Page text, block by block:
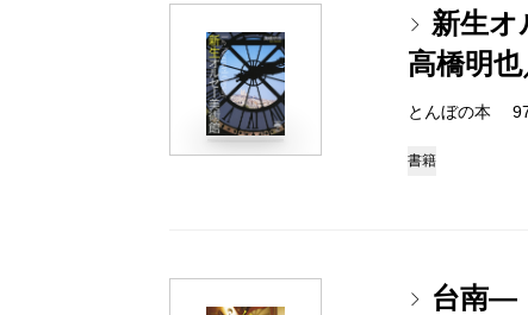
新生オ
高橋明
とんぼの本
書籍
台南―